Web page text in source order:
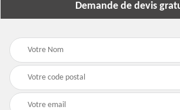
Demande de devis